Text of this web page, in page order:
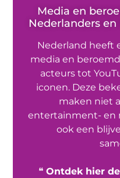
Media en
Nederlanders
Nederland heeft
media en
acteurs tot
iconen. Deze
maken niet
entertainment- en
ook een
❝ Ontdek hier